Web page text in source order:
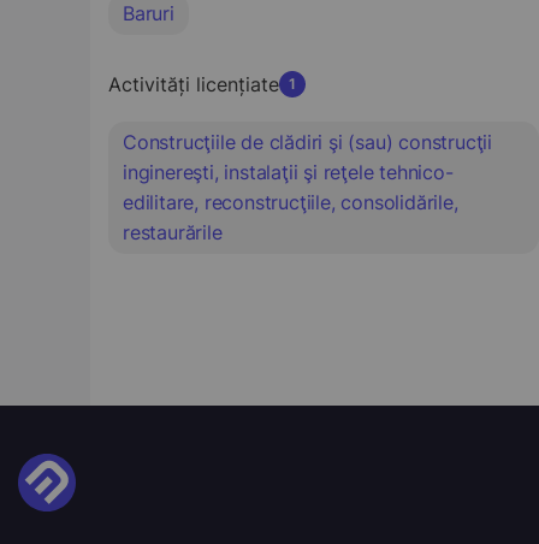
Baruri
Activități licențiate 1
Construcţiile de clădiri şi (sau) construcţii
inginereşti, instalaţii şi reţele tehnico-
edilitare, reconstrucţiile, consolidările,
restaurările